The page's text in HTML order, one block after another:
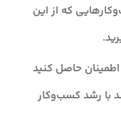
که از این
حاصل کنید
با رشد کسب‌وکار